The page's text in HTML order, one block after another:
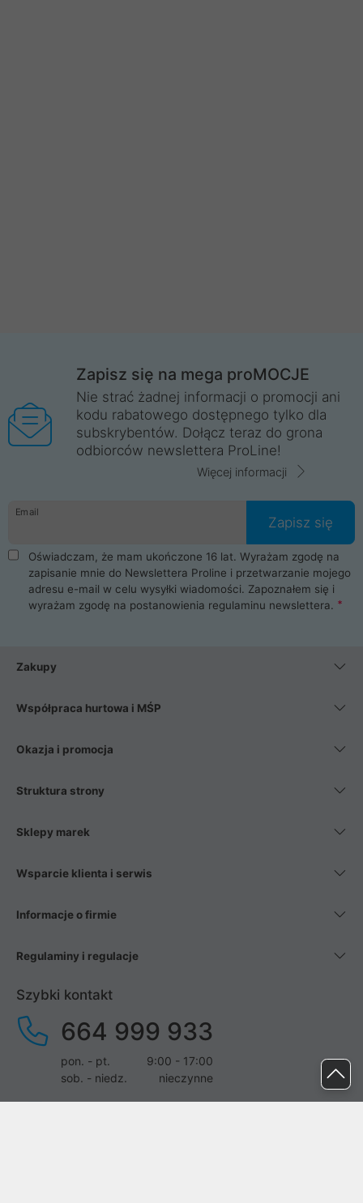
Zapisz się na mega proMOCJE
Nie strać żadnej informacji o promocji ani
kodu rabatowego dostępnego tylko dla
subskrybentów. Dołącz teraz do grona
odbiorców newslettera ProLine!
Więcej informacji
Email
Zapisz się
Oświadczam, że mam ukończone 16 lat. Wyrażam zgodę na
zapisanie mnie do Newslettera Proline i przetwarzanie mojego
adresu e-mail w celu wysyłki wiadomości. Zapoznałem się i
wyrażam zgodę na postanowienia regulaminu newslettera.
Zakupy
Współpraca hurtowa i MŚP
Okazja i promocja
Struktura strony
Sklepy marek
Wsparcie klienta i serwis
Informacje o firmie
Regulaminy i regulacje
Szybki kontakt
664 999 933
pon. - pt.
9:00 - 17:00
sob. - niedz.
nieczynne